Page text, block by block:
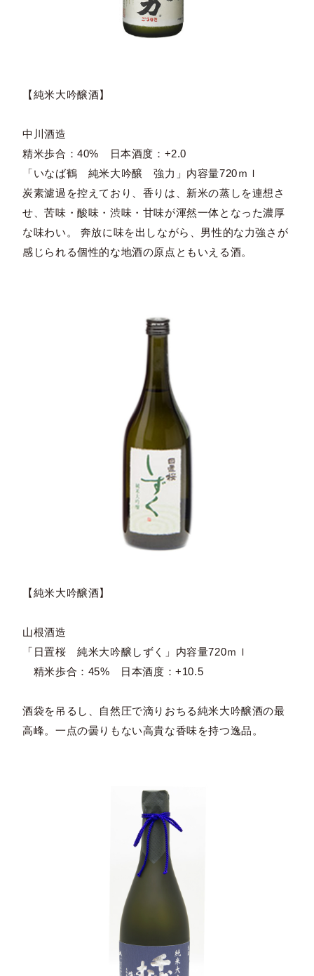
【純米大吟醸酒】
中川酒造
精米歩合：40% 日本酒度：+2.0
「いなば鶴 純米大吟醸 強力」内容量720ｍｌ
炭素濾過を控えており、香りは、新米の蒸しを連想さ
せ、苦味・酸味・渋味・甘味が渾然一体となった濃厚
な味わい。 奔放に味を出しながら、男性的な力強さが
感じられる個性的な地酒の原点ともいえる酒。
【純米大吟醸酒】
山根酒造
「日置桜 純米大吟醸しずく」内容量720ｍｌ
精米歩合：45% 日本酒度：+10.5
酒袋を吊るし、自然圧で滴りおちる純米大吟醸酒の最
高峰。一点の曇りもない高貴な香味を持つ逸品。